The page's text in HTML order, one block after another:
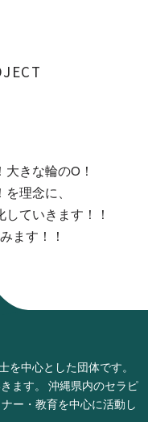
きな輪のO！
理念に、
ていきます！！
ます！！
中心とした団体です。
ます。 沖縄県内のセラピ
ー・教育を中心に活動し